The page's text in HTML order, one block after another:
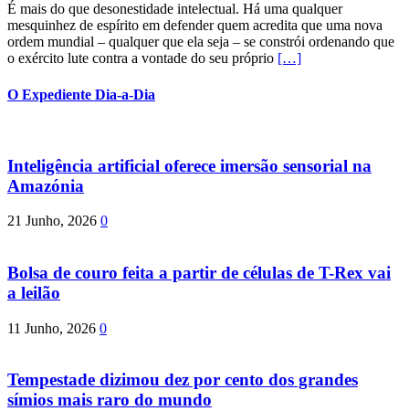
É mais do que desonestidade intelectual. Há uma qualquer
mesquinhez de espírito em defender quem acredita que uma nova
ordem mundial – qualquer que ela seja – se constrói ordenando que
o exército lute contra a vontade do seu próprio […]
O Expediente Dia-a-Dia
Inteligência artificial oferece imersão sensorial na
Amazónia
21 Junho, 2026 0
Bolsa de couro feita a partir de células de T-Rex vai
a leilão
11 Junho, 2026 0
Tempestade dizimou dez por cento dos grandes
símios mais raro do mundo